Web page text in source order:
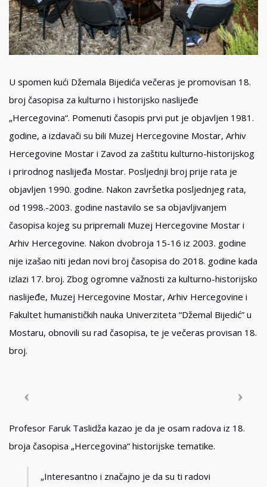
U spomen kući Džemala Bijedića večeras je promovisan 18.
broj časopisa za kulturno i historijsko naslijeđe
„Hercegovina“. Pomenuti časopis prvi put je objavljen 1981.
godine, a izdavači su bili Muzej Hercegovine Mostar, Arhiv
Hercegovine Mostar i Zavod za zaštitu kulturno-historijskog
i prirodnog naslijeđa Mostar. Posljednji broj prije rata je
objavljen 1990. godine. Nakon završetka posljednjeg rata,
od 1998.-2003. godine nastavilo se sa objavljivanjem
časopisa kojeg su pripremali Muzej Hercegovine Mostar i
Arhiv Hercegovine. Nakon dvobroja 15-16 iz 2003. godine
nije izašao niti jedan novi broj časopisa do 2018. godine kada
izlazi 17. broj. Zbog ogromne važnosti za kulturno-historijsko
naslijeđe, Muzej Hercegovine Mostar, Arhiv Hercegovine i
Fakultet humanističkih nauka Univerziteta “Džemal Bijedić” u
Mostaru, obnovili su rad časopisa, te je večeras provisan 18.
broj.
Profesor Faruk Taslidža kazao je da je osam radova iz 18.
broja časopisa „Hercegovina“ historijske tematike.
„Interesantno i značajno je da su ti radovi